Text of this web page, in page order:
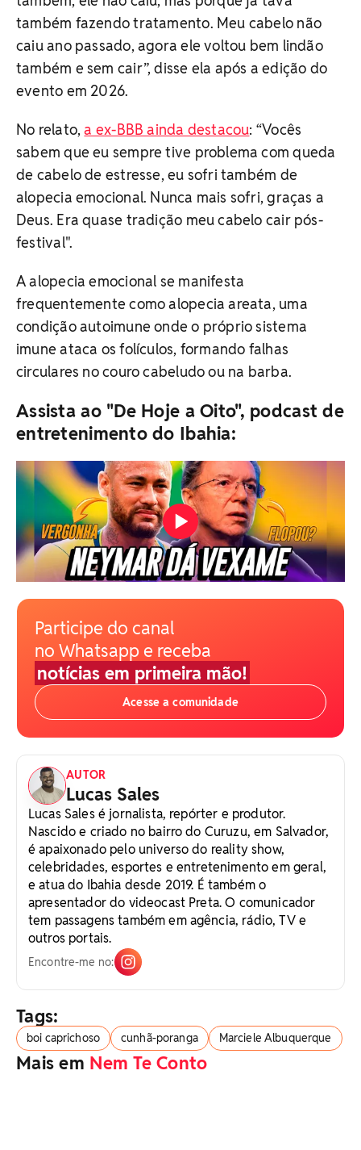
também fazendo tratamento. Meu cabelo não
caiu ano passado, agora ele voltou bem lindão
também e sem cair”, disse ela após a edição do
evento em 2026.
No relato,a ex-BBB ainda destacou: “Vocês
sabem que eu sempre tive problema com queda
de cabelo de estresse, eu sofri também de
alopecia emocional. Nunca mais sofri, graças a
Deus. Era quase tradição meu cabelo cair pós-
festival".
A alopecia emocional se manifesta
frequentemente como alopecia areata, uma
condição autoimune onde o próprio sistema
imune ataca os folículos, formando falhas
circulares no couro cabeludo ou na barba.
Assista ao "De Hoje a Oito", podcast de
entretenimento do Ibahia:
Participe do canal
no Whatsapp e receba
notícias em primeira mão!
Acesse a comunidade
AUTOR
Lucas Sales
Lucas Sales é jornalista, repórter e produtor.
Nascido e criado no bairro do Curuzu, em Salvador,
é apaixonado pelo universo do reality show,
celebridades, esportes e entretenimento em geral,
e atua do Ibahia desde 2019. É também o
apresentador do videocast Preta. O comunicador
tem passagens também em agência, rádio, TV e
outros portais.
Encontre-me no:
Tags:
boi caprichoso cunhã-poranga Marciele Albuquerque
Mais em Nem Te Conto